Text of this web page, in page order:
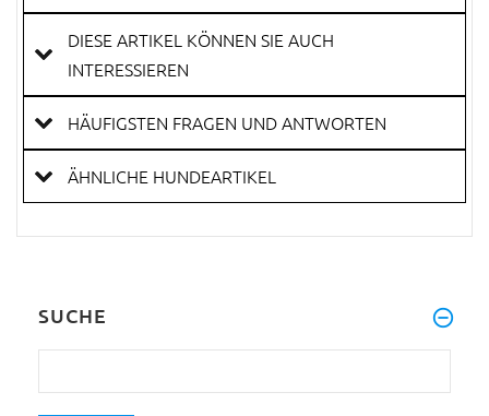
DIESE ARTIKEL KÖNNEN SIE AUCH
INTERESSIEREN
HÄUFIGSTEN FRAGEN UND ANTWORTEN
ÄHNLICHE HUNDEARTIKEL
SUCHE